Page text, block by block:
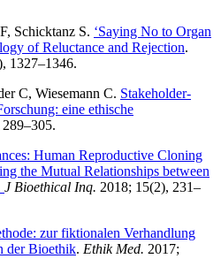
Schicktanz S. ‘Saying No to Organ
of Reluctance and Rejection.
1327–1346.
C, Wiesemann C. Stakeholder-
eine ethische
Human Reproductive Cloning
the Mutual Relationships between
J Bioethical Inq. 2018; 15(2), 231–
zur fiktionalen Verhandlung
der Bioethik. Ethik Med. 2017;